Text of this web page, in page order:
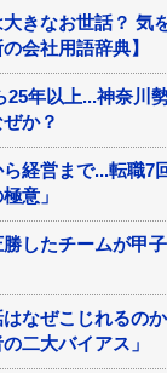
きなお世話？ 気
会社用語辞典】
25年以上...神奈川
か？
経営まで...転職7
意」
したチームが甲
はなぜこじれるの
二大バイアス」